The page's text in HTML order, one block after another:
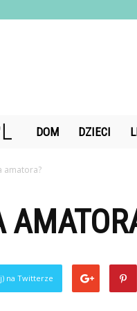
DiamondChand.pl
DOM DZIECI
amatora?
na Twitterze